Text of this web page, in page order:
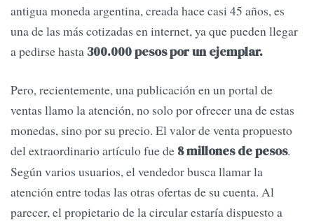
antigua moneda argentina, creada hace casi 45 años, es
una de las más cotizadas en internet, ya que pueden llegar
a pedirse hasta300.000 pesos por un ejemplar.
Pero, recientemente, una publicación en un portal de
ventas llamo la atención, no solo por ofrecer una de estas
monedas, sino por su precio. El valor de venta propuesto
del extraordinario artículo fue de 8 millones de pesos.
Según varios usuarios, el vendedor busca llamar la
atención entre todas las otras ofertas de su cuenta. Al
parecer, el propietario de la circular estaría dispuesto a